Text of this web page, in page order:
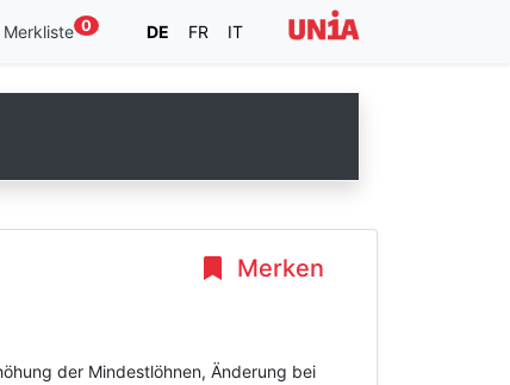
Merkliste 0 DE FR IT
Merken
der Mindestlöhnen, Änderung bei